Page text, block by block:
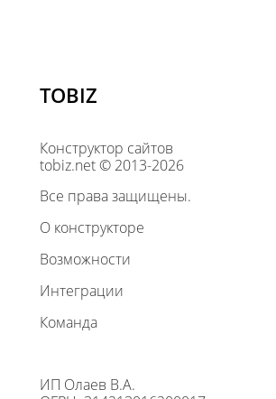
TOBIZ
Конструктор сайтов
tobiz.net © 2013-2026
Все права защищены.
О конструкторе
Возможности
Интеграции
Команда
ИП Олаев В.А.